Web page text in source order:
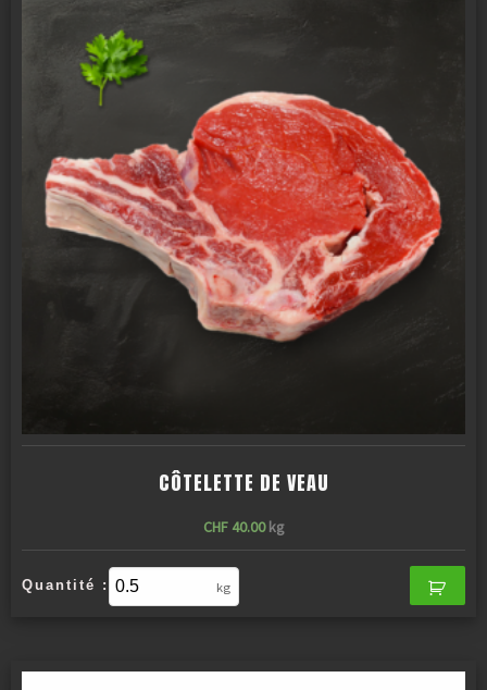
CÔTELETTE DE VEAU
CHF40.00 kg
Quantité : kg